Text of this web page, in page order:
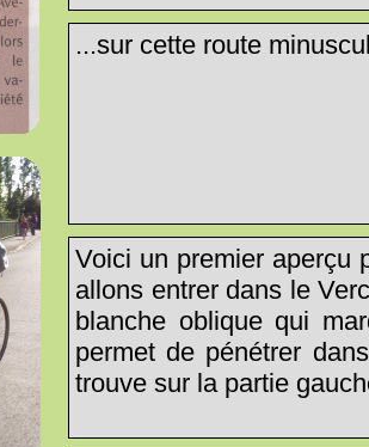
...sur cette route
Voici un premier aperçu
allons entrer dans le
blanche oblique qui
permet de pénétrer
trouve sur la partie